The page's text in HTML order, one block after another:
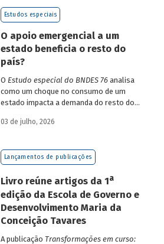
ainda os microdados da Pnad Contínua
para analisar a evolução da renda dos
Estudos especiais
O apoio emergencial a um
estado beneficia o resto do
país?
O Estudo especial do BNDES 76analisa
como um choque no consumo de um
estado impacta a demanda do resto do
Grande do Sul.
03 de julho, 2026
Lançamentos de publicações
Livro reúne artigos da 1a
edição da Escola de Governo e
Desenvolvimento Maria da
Conceição Tavares
A publicação Transformações em curso: